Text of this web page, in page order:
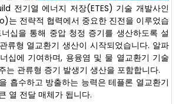
전기열 에너지 저장(ETES) 기술 개발사인
는 전략적 협력에서 중요한 진전을 이루었습
십을 통해 중압 청정 증기를 생산하도록 설
류형 열교환기 생산이 시작되었습니다. 알파
십에 기여하며, 용융염 및 물 열교환기 기술
는 관류형 증기 발생기 생산을 포함합니다.
흡수하고 방출하는 능력은 테플론 열교환기
열 전달 매체가 됩니다.